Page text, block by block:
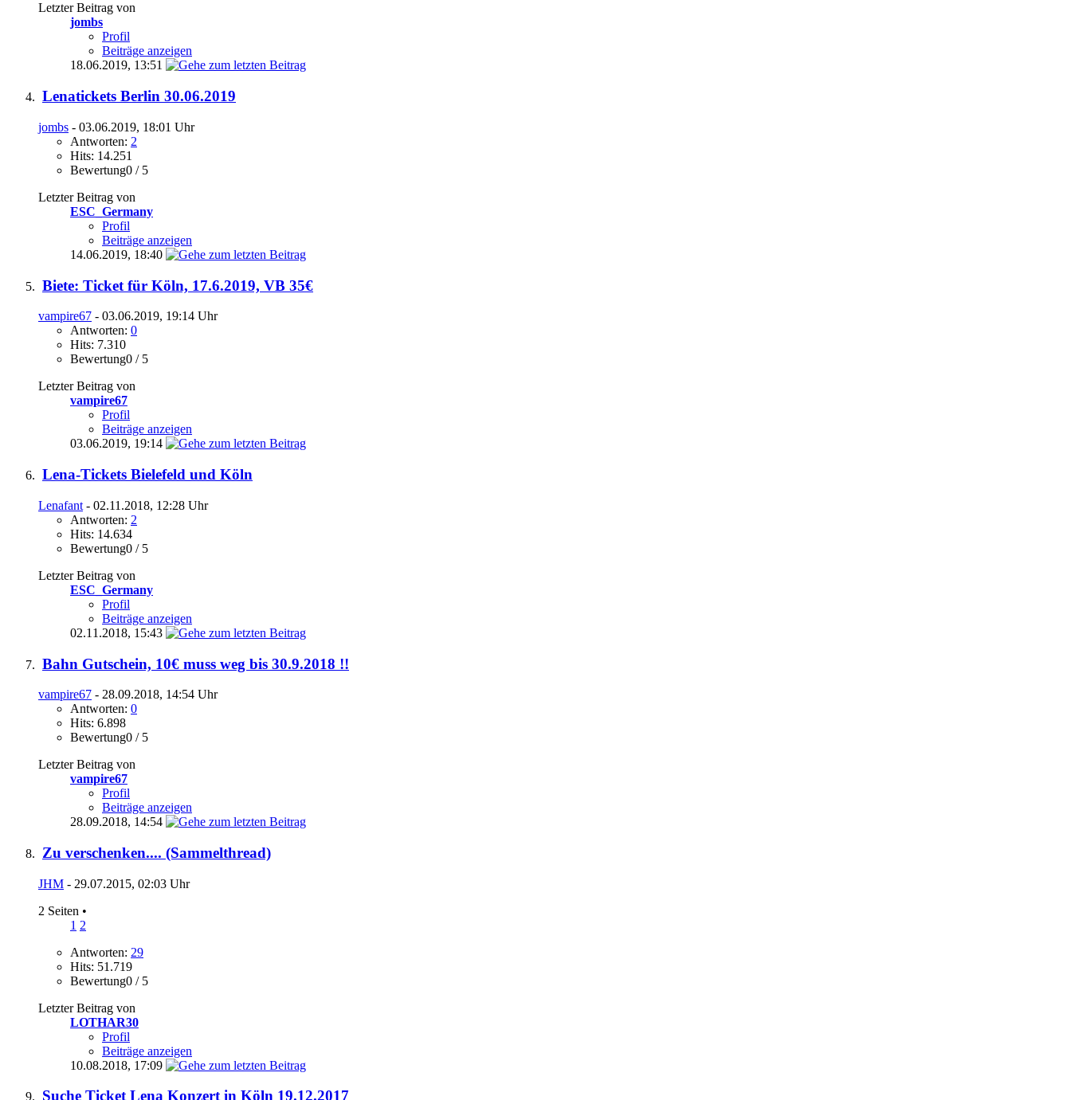
Letzter Beitrag von
jombs
Profil
Beiträge anzeigen
18.06.2019, 13:51
Lenatickets Berlin 30.06.2019
jombs - 03.06.2019, 18:01 Uhr
Antworten: 2
Hits: 14.251
Bewertung0 / 5
Letzter Beitrag von
ESC_Germany
Profil
Beiträge anzeigen
14.06.2019, 18:40
Biete: Ticket für Köln, 17.6.2019, VB 35€
vampire67 - 03.06.2019, 19:14 Uhr
Antworten: 0
Hits: 7.310
Bewertung0 / 5
Letzter Beitrag von
vampire67
Profil
Beiträge anzeigen
03.06.2019, 19:14
Lena-Tickets Bielefeld und Köln
Lenafant - 02.11.2018, 12:28 Uhr
Antworten: 2
Hits: 14.634
Bewertung0 / 5
Letzter Beitrag von
ESC_Germany
Profil
Beiträge anzeigen
02.11.2018, 15:43
Bahn Gutschein, 10€ muss weg bis 30.9.2018 !!
vampire67 - 28.09.2018, 14:54 Uhr
Antworten: 0
Hits: 6.898
Bewertung0 / 5
Letzter Beitrag von
vampire67
Profil
Beiträge anzeigen
28.09.2018, 14:54
Zu verschenken.... (Sammelthread)
JHM - 29.07.2015, 02:03 Uhr
2 Seiten •
1 2
Antworten: 29
Hits: 51.719
Bewertung0 / 5
Letzter Beitrag von
LOTHAR30
Profil
Beiträge anzeigen
10.08.2018, 17:09
Suche Ticket Lena Konzert in Köln 19.12.2017